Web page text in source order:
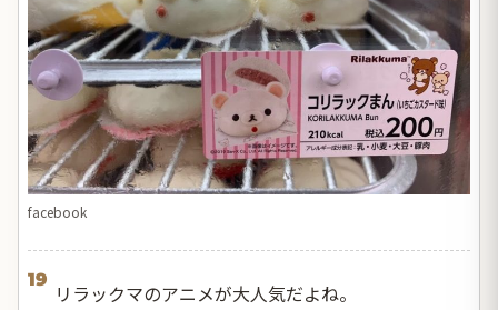
facebook
19
リラックマのアニメが大人気だよね。